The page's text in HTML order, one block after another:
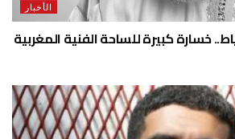
الأخبار
خسارة كبيرة للساحة الفنية المغربية